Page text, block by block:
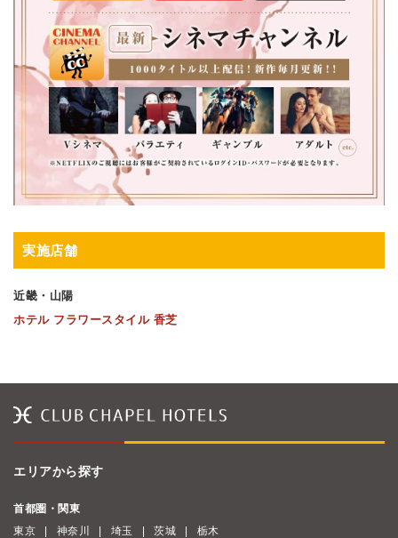
実施店舗
近畿・山陽
ホテル フラワースタイル 香芝
エリアから探す
首都圏・関東
東京
神奈川 埼玉 茨城 栃木